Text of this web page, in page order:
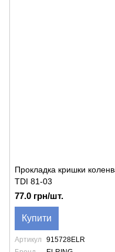
Прокладка кришки
TDI 81-03
77.0 грн/шт.
Купити
Артикул
915728ELR